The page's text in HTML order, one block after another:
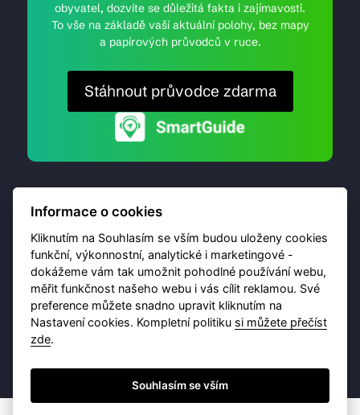
obyvatel, dozvíte se důležitá fakta i zajímavosti.
To vše na základě vaší aktuální polohy, bez mapy
a papírových průvodců v ruce.
Stáhnout průvodce zdarma
© 2026 Destinační portál provozujeBrána Jihlavy,
příspěvková organizace. Všechna práva vyhrazena.
Ochrana osobních údajů
Informace o cookies
Kliknutím na Souhlasím se vším budou uloženy cookies
funkční, výkonnostní, analytické i marketingové -
dokážeme vám tak umožnit pohodlné používání webu,
měřit funkčnost našeho webu i vás cílit reklamou. Své
preference můžete snadno upravit kliknutím na
Nastavení cookies. Kompletní politiku si můžete přečíst
zde.
Souhlasím se vším